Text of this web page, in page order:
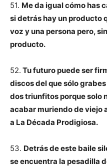
51. Me da igual cómo has
si detrás hay un producto
voz y una persona pero,
producto.
52. Tu futuro puede ser
discos del que sólo
dos triunfitos porque solo
acabar muriendo de viejo
a La Década Prodigiosa.
53. Detrás de este baile
se encuentra la pesadilla